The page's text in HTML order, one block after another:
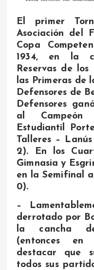
El primer
Asociación del
Copa
1934, en la
Reservas de
las Primeras de
Defensores de
Defensores
al Campeón
Estudiantil
Talleres –
2). En los
Gimnasia y
en la Semifinal
0).
–
derrotado por
la cancha
(entonces en
destacar que
todos sus